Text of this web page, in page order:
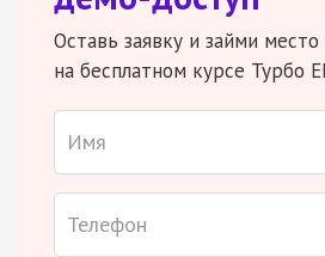
Оставь заявку и займи место
на бесплатном курсе Турбо